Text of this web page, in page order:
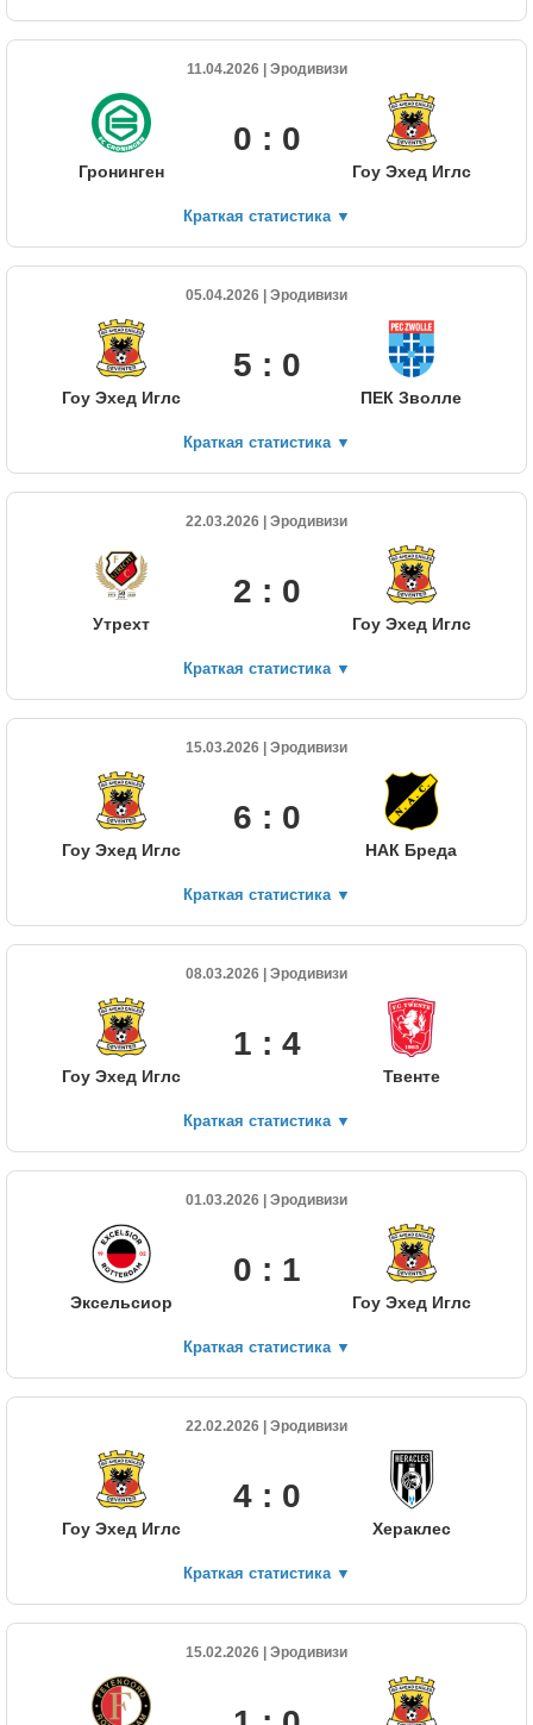
11.04.2026 | Эродивизи
Гронинген
0 : 0
Гоу Эхед Иглс
Краткая статистика ▼
05.04.2026 | Эродивизи
Гоу Эхед Иглс
5 : 0
ПЕК Зволле
Краткая статистика ▼
22.03.2026 | Эродивизи
Утрехт
2 : 0
Гоу Эхед Иглс
Краткая статистика ▼
15.03.2026 | Эродивизи
Гоу Эхед Иглс
6 : 0
НАК Бреда
Краткая статистика ▼
08.03.2026 | Эродивизи
Гоу Эхед Иглс
1 : 4
Твенте
Краткая статистика ▼
01.03.2026 | Эродивизи
Эксельсиор
0 : 1
Гоу Эхед Иглс
Краткая статистика ▼
22.02.2026 | Эродивизи
Гоу Эхед Иглс
4 : 0
Хераклес
Краткая статистика ▼
15.02.2026 | Эродивизи